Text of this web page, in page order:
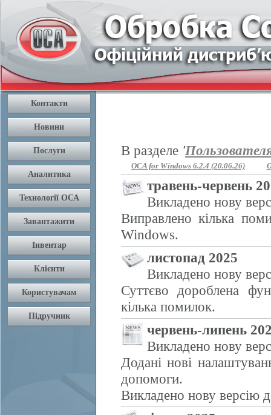
В разделе '
OCA for Windows 6.2.4 (20.06.26)
травень-червень
Викладено нову
Виправлено кілька
Windows.
листопад 2025
Викладено нову
Суттєво дороблена
кілька помилок.
червень-липень
Викладено нову
Додані нові
допомоги.
Викладено нову версію